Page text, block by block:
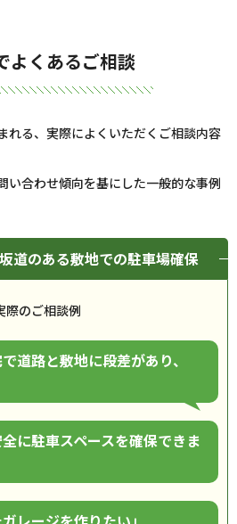
よくあるご相談
れる、実際によくいただくご相談内容
合わせ傾向を基にした一般的な事例
道のある敷地での駐車場確保
際のご相談例
道路と敷地に段差があり、
全に駐車スペースを確保できま